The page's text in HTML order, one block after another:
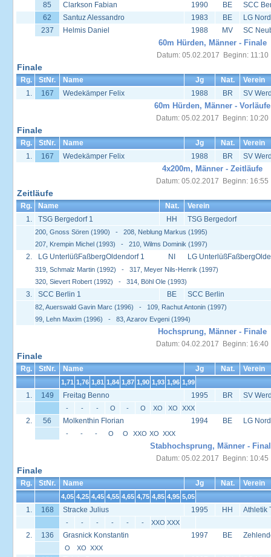
85
Clarkson Fabian 1990 BE
SCC
62
Santuz Alessandro 1983 BE
LG
237
Helmis Daniel 1988 MV SC
60m Hürden, Männer - Finale
Datum: 05.02.2017 Beginn: 11:10
Finale
Rg. StNr. Name Jg Nat.
Verein
1.
167 Wedekämper Felix 1988 BR SV
60m Hürden, Männer - Vorläufe
Datum: 05.02.2017 Beginn: 10:20
Finale
Rg. StNr. Name Jg Nat.
Verein
1.
167 Wedekämper Felix 1988 BR SV
4x200m, Männer - Zeitläufe
Datum: 05.02.2017 Beginn: 16:55
Zeitläufe
Rg. Name Nat.
Verein
1.
TSG Bergedorf 1 HH TSG Bergedorf
200, Gnoss Sören (1990) - 208, Neblung Markus (1995)
207, Krempin Michel (1993) - 210, Wilms Dominik (1997)
2. LG UnterlüßFaßbergOldendorf 1 NI LG
319, Schmalz Martin (1992) - 317, Meyer Nils-Henrik (1997)
320, Sievert Robert (1992) - 314, Böhl Ole (1993)
3. SCC Berlin 1 BE SCC Berlin
82, Auerswald Gavin Marc (1996) - 109, Rachut Antonin (1997)
99, Lehn Maxim (1996) - 83, Azarov Evgeni (1994)
Hochsprung, Männer - Finale
Datum: 04.02.2017 Beginn: 16:40
Finale
Rg. StNr. Name Jg Nat. Verein
1,71 1,76 1,81 1,84 1,87 1,90 1,93 1,96 1,99
1. 149 Freitag Benno 1995 BR SV
- - - O - O XO XO XXX
2. 56 Molkenthin Florian 1994 BE LG
- - - O O XXO XO XXX
Stabhochsprung, Männer -
Datum: 05.02.2017 Beginn: 10:45
Finale
Rg. StNr. Name Jg Nat. Verein
4,05 4,25 4,45 4,55 4,65 4,75 4,85 4,95 5,05
1. 168 Stracke Julius 1995 HH Athletik
- - - - - - XXO XXX
2. 136 Grasnick Konstantin 1997 BE
O XO XXX